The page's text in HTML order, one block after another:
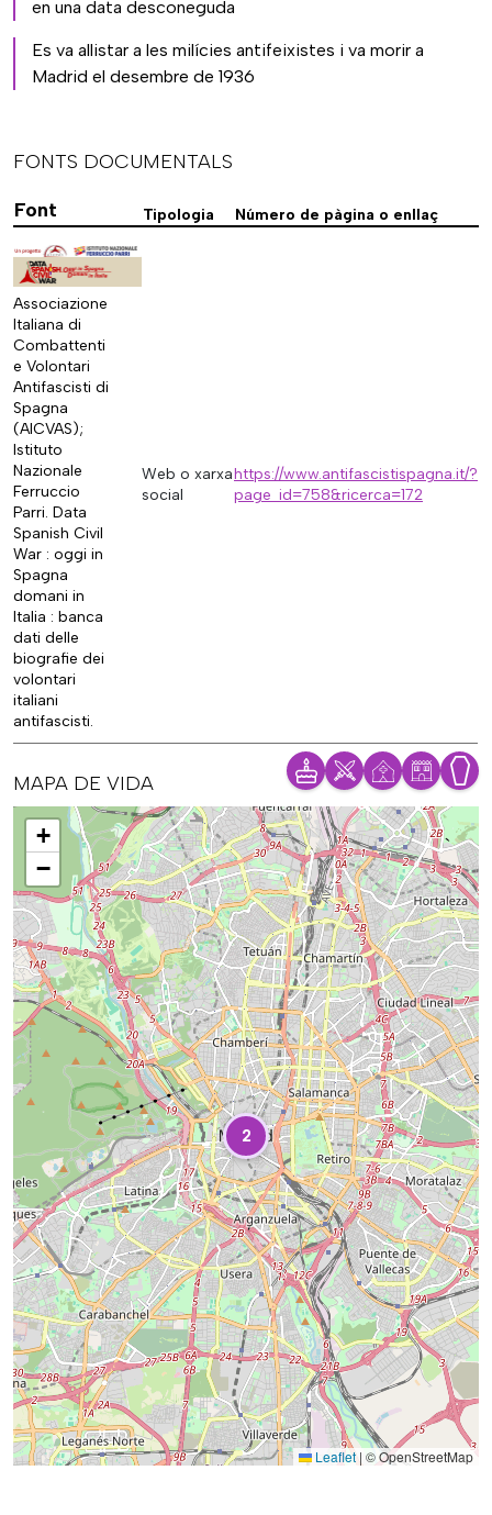
en una data desconeguda
Es va allistar a les milícies antifeixistes i va morir a
Madrid el desembre de 1936
FONTS DOCUMENTALS
Font
Tipologia Número de pàgina o enllaç
Associazione
Italiana di
Combattenti
e Volontari
Antifascisti di
Spagna
(AICVAS);
Istituto
Nazionale
Ferruccio
Parri. Data
Spanish Civil
War : oggi in
Spagna
domani in
Italia : banca
dati delle
biografie dei
volontari
italiani
antifascisti.
Web o xarxa
social
https://www.antifascistispagna.it/?
page_id=758&ricerca=172
MAPA DE VIDA
Mapa
2
+
−
Leaflet | © OpenStreetMap